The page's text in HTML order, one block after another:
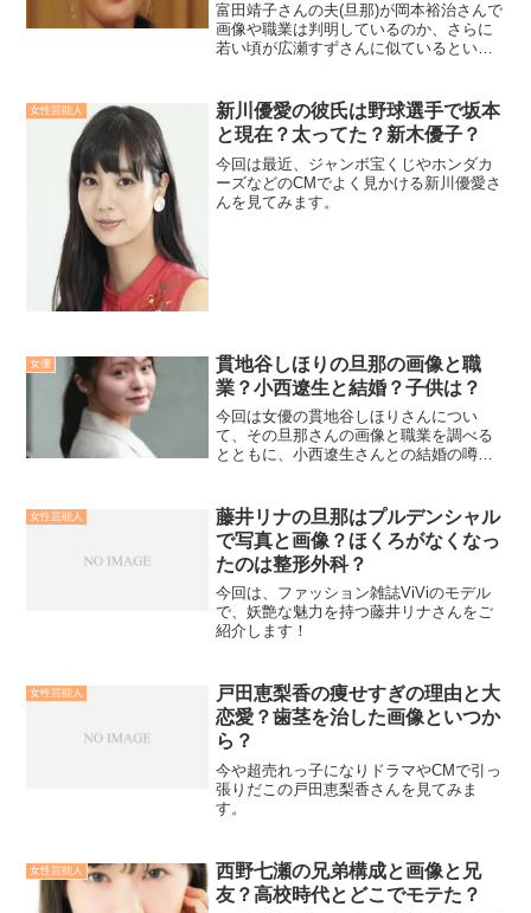
富田靖子さんの夫(旦那)が岡本裕治さんで
画像や職業は判明しているのか、さらに
若い頃が広瀬すずさんに似ているという
女性芸能人
新川優愛の彼氏は野球選手で坂本
と現在？太ってた？新木優子？
今回は最近、ジャンボ宝くじやホンダカ
ーズなどのCMでよく見かける新川優愛さ
んを見てみます。
女優
貫地谷しほりの旦那の画像と職
業？小西遼生と結婚？子供は？
今回は女優の貫地谷しほりさんについ
て、その旦那さんの画像と職業を調べる
とともに、小西遼生さんとの結婚の噂と
と思います！
女性芸能人
藤井リナの旦那はプルデンシャル
で写真と画像？ほくろがなくなっ
たのは整形外科？
今回は、ファッション雑誌ViViのモデル
で、妖艶な魅力を持つ藤井リナさんをご
紹介します！
女性芸能人
戸田恵梨香の痩せすぎの理由と大
恋愛？歯茎を治した画像といつか
ら？
今や超売れっ子になりドラマやCMで引っ
張りだこの戸田恵梨香さんを見てみま
す。
女性芸能人
西野七瀬の兄弟構成と画像と兄
友？高校時代とどこでモテた？